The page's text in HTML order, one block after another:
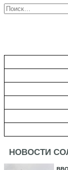
Найти:
НОВОСТИ